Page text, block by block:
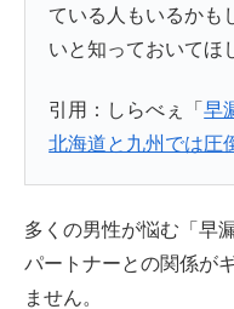
ている人もいるかも
いと知っておいてほ
引用：しらべぇ「早
北海道と九州では圧
多くの男性が悩む「早
パートナーとの関係が
ません。